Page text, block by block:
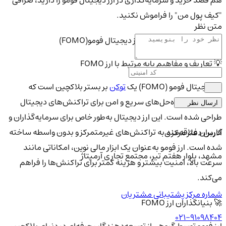
"کیف پول من" را فراموش نکنید.
ویژگی های منحصر به فرد ارز دیجیتال فومو(FOMO)
💡 تعاریف و مفاهیم پایه مرتبط با ارز FOMO
ارز دیجیتال فومو (FOMO) یک
توکنبر بستر بلاکچین است که
به‌منظور ارائه راه‌حل‌های سریع و امن برای تراکنش‌های دیجیتال
طراحی شده است. این ارز دیجیتال به‌طور خاص برای سرمایه‌گذاران و
کاربران علاقه‌مند به تراکنش‌های غیرمتمرکز و بدون واسطه ساخته
شده است. ارز فومو به‌عنوان یک ابزار مالی نوین، امکاناتی مانند
سرعت بالا، امنیت بیشتر و هزینه کمتر برای تراکنش‌ها را فراهم
می‌کند.
🚀 بنیانگذاران ارز FOMO
متن نظر
ارسال نظر
آدرس دفتر مرکزی
مشهد، بلوار هفتم تیر، مجتمع تجاری آرمیتاژ
شماره مرکز پشتیبانی مشتریان
021-91098404